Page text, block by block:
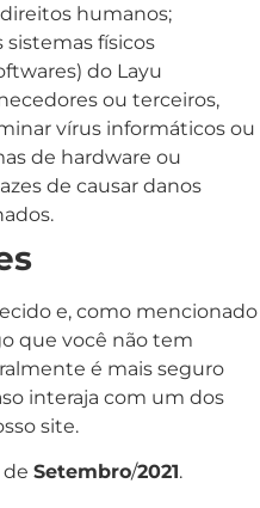
humanos;
sistemas físicos
do Layu
ou terceiros,
vírus informáticos ou
de hardware ou
de causar danos
e, como mencionado
que você não tem
é mais seguro
interaja com um dos
site.
de Setembro/2021.